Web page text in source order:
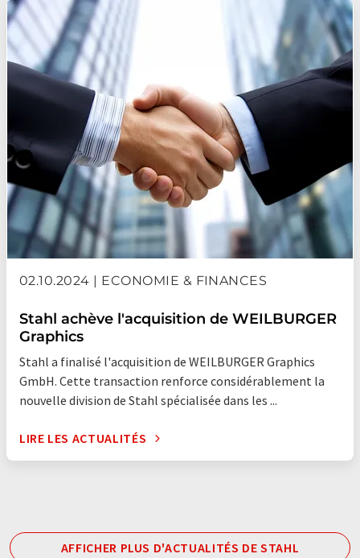
02.10.2024 | ECONOMIE & FINANCES
Stahl achève l'acquisition de WEILBURGER
Graphics
Stahl a finalisé l'acquisition de WEILBURGER Graphics
GmbH. Cette transaction renforce considérablement la
nouvelle division de Stahl spécialisée dans les ...
LIRE LES ACTUALITÉS
AFFICHER PLUS D'ACTUALITÉS DE STAHL